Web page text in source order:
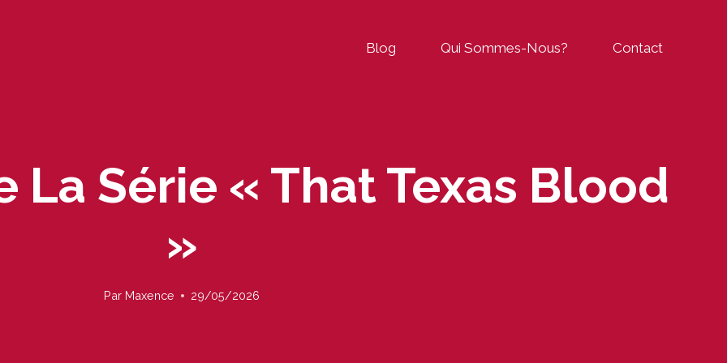
Blog Qui Sommes-Nous? Contact
La Série « That Texas Blood
»
Par Maxence 29/05/2026